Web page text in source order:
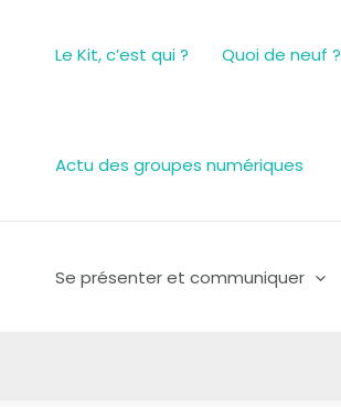
Le Kit, c’est qui ? Quoi de neuf ?
Actu des groupes numériques
Se présenter et communiquer